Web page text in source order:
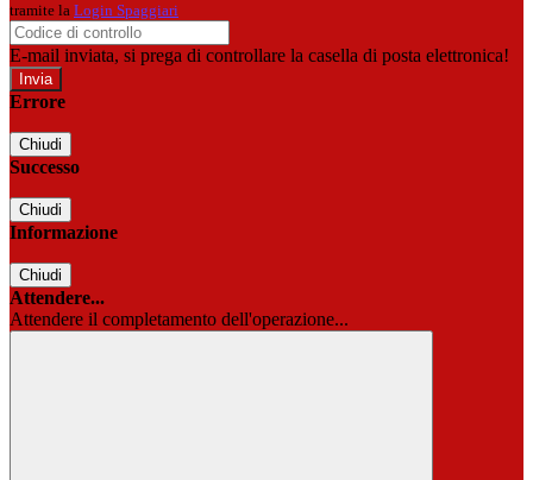
tramite la Login Spaggiari
E-mail inviata, si prega di controllare la casella di posta elettronica!
Errore
Chiudi
Successo
Chiudi
Informazione
Chiudi
Attendere...
Attendere il completamento dell'operazione...